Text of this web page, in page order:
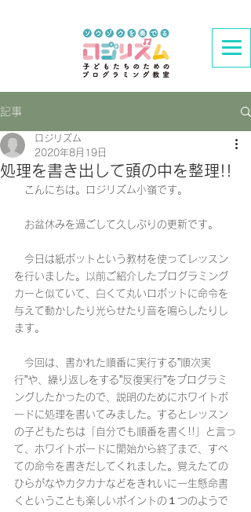
記事
処理を書き出して頭の中を整理!!
ロジリズム
2020年8月19日
こんにちは。ロジリズム小嶺です。
お盆休みを過ごして久しぶりの更新です。
今日は紙ボットという教材を使ってレッスン
を行いました。以前ご紹介したプログラミング
カーと似ていて、白くて丸いロボットに命令を
与えて動かしたり光らせたり音を鳴らしたりし
ます。
今回は、書かれた順番に実行する”順次実
行”や、繰り返しをする”反復実行”をプログラミ
ングしたかったので、説明のためにホワイトボ
ードに処理を書いてみました。するとレッスン
の子どもたちは「自分でも順番を書く!!」と言っ
て、ホワイトボードに開始から終了まで、すべ
ての命令を書きだしてくれました。覚えたての
ひらがなやカタカナなどをきれいに一生懸命書
くということも楽しいポイントの１つのようで